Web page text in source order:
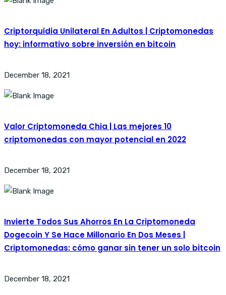
Criptorquidia Unilateral En Adultos | Criptomonedas
hoy: informativo sobre inversión en bitcoin
December 18, 2021
Valor Criptomoneda Chia | Las mejores 10
criptomonedas con mayor potencial en 2022
December 18, 2021
Invierte Todos Sus Ahorros En La Criptomoneda
Dogecoin Y Se Hace Millonario En Dos Meses |
Criptomonedas: cómo ganar sin tener un solo bitcoin
December 18, 2021